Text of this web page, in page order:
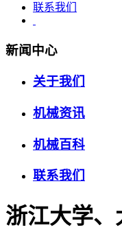
联系我们
新闻中心
关于我们
机械资讯
机械百科
联系我们
浙江大学